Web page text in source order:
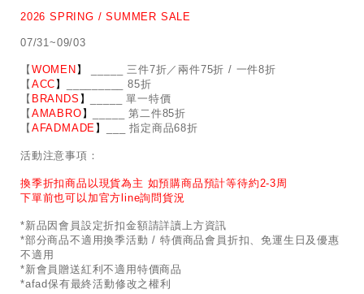
2026 SPRING / SUMMER SALE
07/31~09/03
【 WOMEN 】
___ 三件7折／兩件75折 / 一件8折
【 ACC 】
____ 85折
【 BRANDS 】
_ 單一特價
【 AMABRO 】
_ 第二件85折
【 AFADMADE 】 ___ 指定商品68折
活動注意事項：
換季折扣商品以現貨為主 如預購商品預計等待約2-3周
下單前也可以加官方line詢問貨況
*新品因會員設定折扣金額請詳讀上方資訊
*部分商品不適用換季活動 / 特價商品會員折扣、免運生日及優惠
不適用
*新會員贈送紅利不適用特價商品
*afad保有最終活動修改之權利